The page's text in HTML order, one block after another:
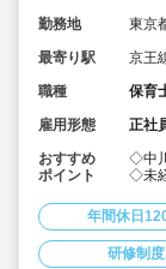
勤務地
東京
最寄り駅
京王
職種
保育
雇用形態
正社
おすすめ
ポイント
◇中
◇未
◇賞
◇年
プラ
◇借
年間休日
研修制